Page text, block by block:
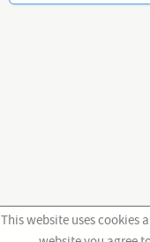
This website uses cookies